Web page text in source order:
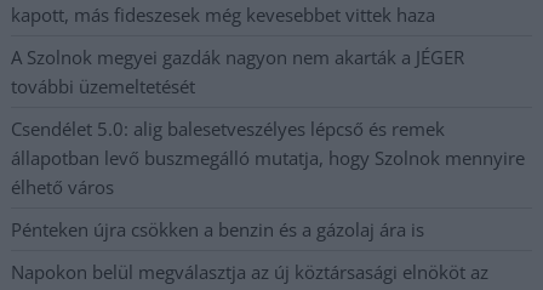
kapott, más fideszesek még kevesebbet vittek haza
A Szolnok megyei gazdák nagyon nem akarták a JÉGER
további üzemeltetését
Csendélet 5.0: alig balesetveszélyes lépcső és remek
állapotban levő buszmegálló mutatja, hogy Szolnok mennyire
élhető város
Pénteken újra csökken a benzin és a gázolaj ára is
Napokon belül megválasztja az új köztársasági elnököt az